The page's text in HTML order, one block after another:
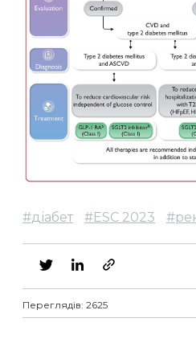
#діабет #ESC 2023 #
Переглядів: 2625